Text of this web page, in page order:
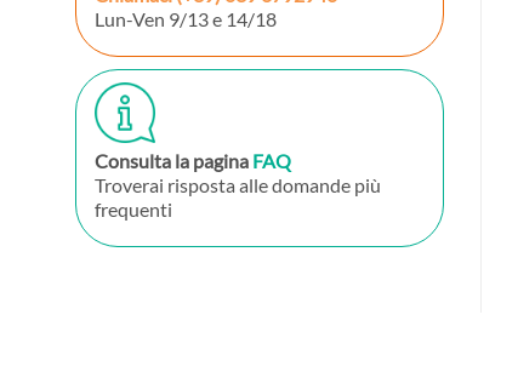
Lun-Ven 9/13 e 14/18
Consulta la pagina FAQ
Troverai risposta alle domande più
frequenti